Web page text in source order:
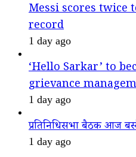
Messi scores twice
record
1 day ago
‘Hello Sarkar’ to
grievance
1 day ago
प्रतिनिधिसभा बैठक आज
1 day ago